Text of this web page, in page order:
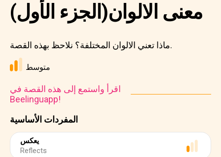
المفردات الأساسية
يعكس
Reflects
معنى الالوان(الجزء الأول)
ماذا تعني الالوان المختلفة؟ نلاحظ بهذه القصة.
متوسط
اقرأ واستمع إلى هذه القصة في
Beelinguapp!